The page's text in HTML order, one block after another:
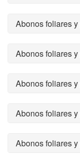
Abonos foliares
Abonos foliares
Abonos foliares
Abonos foliares
Abonos foliares